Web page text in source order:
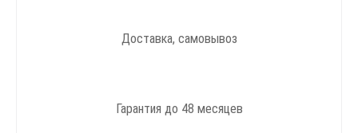
Доставка, самовывоз
Гарантия до 48 месяцев